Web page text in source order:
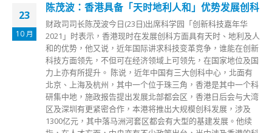
23
10 月
陈茂波：香港具备「天时地利人和」优势发展创科
财政司司长陈茂波今日(23日)出席科学园「创新科技嘉年华
2021」时表示，香港现时在发展创科方面具有天时、地利及人
和的优势，他又说，近年国际讲求科技变革竞争，谁能在创新
科技方面领先，不但可在经济领域上可领先，在国家地位及国
力上亦有所提升。 陈说，近年中国有三大创科中心，北面有
北京、上海及杭州，其中一个位于珠三角，香港是其中一个科
研集中地，施政报告提出发展北部都会区，香港日后会与大湾
区及深圳有更紧密合作，本港将推出大规模创科发展，涉及
1300亿元，其中落马洲河套区都会有大型的基建发展。他续